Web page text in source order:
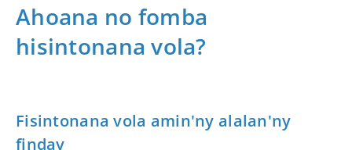
Ahoana no fomba
hisintonana vola?
Fisintonana vola amin'ny alalan'ny
finday